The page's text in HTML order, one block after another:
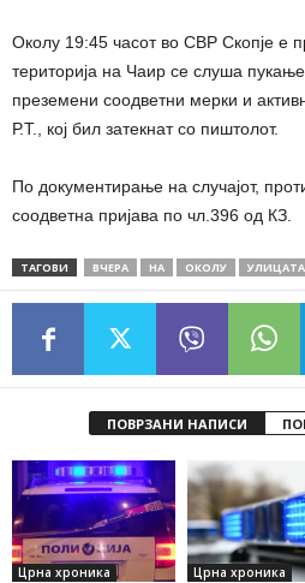
Околу 19:45 часот во СВР Скопје е
територија на Чаир се слуша
преземени соодветни мерки и
Р.Т., кој бил затекнат со пиштолот.
По документирање на случајот,
соодветна пријава по чл.396 од КЗ.
ТАГОВИ ВЧЕРА НА ОКОЛУ УЛИЦАТА
ПОВРЗАНИ НАПИСИ
Црна хроника Црна хроника